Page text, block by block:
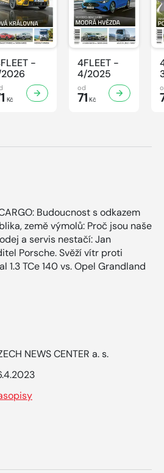
-
2026
Kč
4FLEET -
4/2025
od
71 Kč
Budoucnost s odkazem
země výmolů: Proč jsou naše
a servis nestačí: Jan
Porsche. Svěží vítr proti
1.3 TCe 140 vs. Opel Grandland
NEWS CENTER a. s.